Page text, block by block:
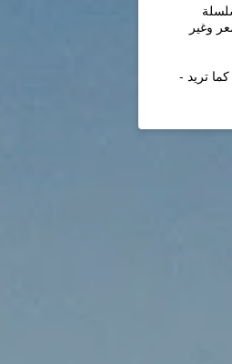
وغير
تريد -